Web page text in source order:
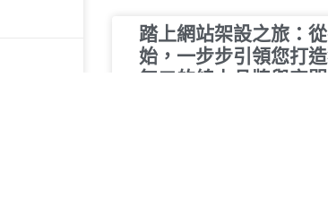
踏上網站架設之旅：
始，一步步引領您打
無二的線上品牌與空間